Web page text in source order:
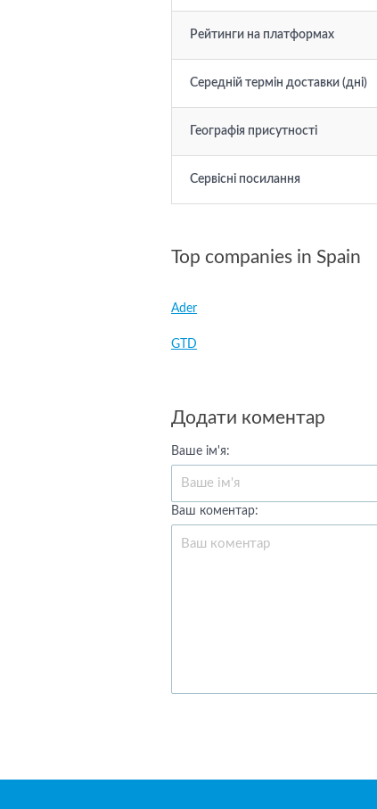
Рейтинги на платформах
Середній термін доставки (дні)
Географія присутності
Сервісні посилання
Top companies in Spain
Ader
GTD
Додати коментар
Ваше ім'я:
Ваш коментар: